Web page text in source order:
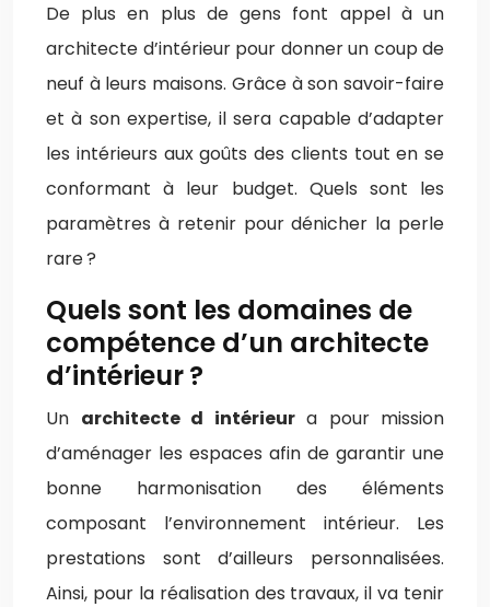
De plus en plus de gens font appel à un
architecte d’intérieur pour donner un coup de
neuf à leurs maisons. Grâce à son savoir-faire
et à son expertise, il sera capable d’adapter
les intérieurs aux goûts des clients tout en se
conformant à leur budget. Quels sont les
paramètres à retenir pour dénicher la perle
rare ?
Quels sont les domaines de
compétence d’un architecte
d’intérieur ?
Un architecte d intérieura pour mission
d’aménager les espaces afin de garantir une
bonne harmonisation des éléments
composant l’environnement intérieur. Les
prestations sont d’ailleurs personnalisées.
Ainsi, pour la réalisation des travaux, il va tenir